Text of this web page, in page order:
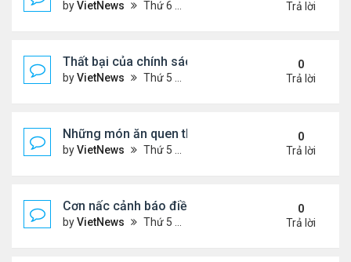
byVietNews Thứ 6 Tháng 8 05, 2022 12:06 pm
Trả lời
Thất bại của chính sách khuyến khích sinh đẻ ở
byVietNews Thứ 5 Tháng 8 04, 2022 5:21 pm
0
Trả lời
Những món ăn quen thuộc rút ngắn tuổi thọ
byVietNews Thứ 5 Tháng 8 04, 2022 4:03 pm
0
Trả lời
Cơn nấc cảnh báo điều gì về sức khỏe?
byVietNews Thứ 5 Tháng 8 04, 2022 3:12 pm
0
Trả lời